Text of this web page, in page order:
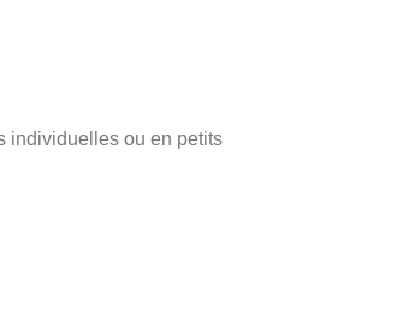
individuelles ou en petits